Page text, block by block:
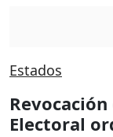
Estados
Electoral